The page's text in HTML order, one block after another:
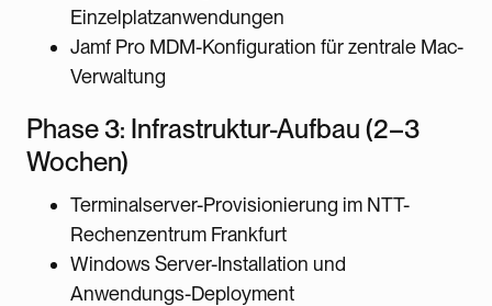
Einzelplatzanwendungen
Jamf Pro MDM-Konfiguration für zentrale Mac-
Verwaltung
Phase 3: Infrastruktur-Aufbau (2–3
Wochen)
Terminalserver-Provisionierung im NTT-
Rechenzentrum Frankfurt
Windows Server-Installation und
Anwendungs-Deployment